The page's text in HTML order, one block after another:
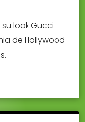
su look Gucci
de Hollywood